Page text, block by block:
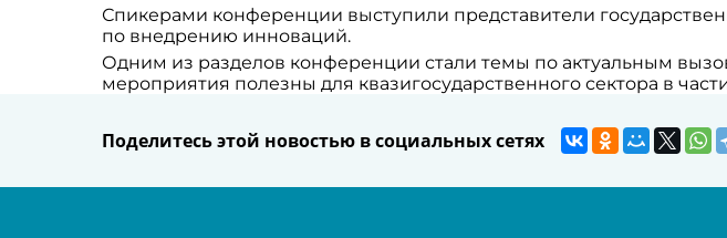
Спикерами конференции выступили представители
по внедрению инноваций.
Одним из разделов конференции стали темы по актуальным
мероприятия полезны для квазигосударственного сектора в
Поделитесь этой новостью в социальных сетях